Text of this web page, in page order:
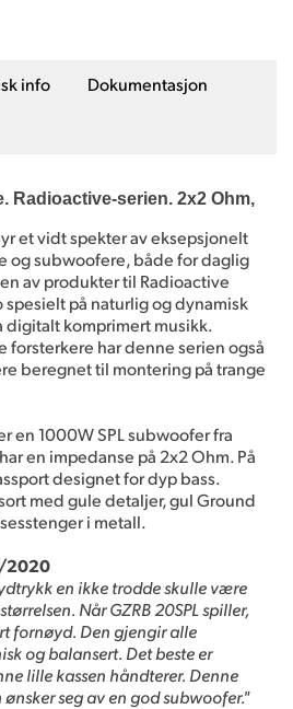
info Dokumentasjon
Radioactive-serien. 2x2 Ohm,
et vidt spekter av eksepsjonelt
og subwoofere, både for daglig
av produkter til Radioactive
på naturlig og dynamisk
digitalt komprimert musikk.
forsterkere har denne serien også
beregnet til montering på trange
en 1000W SPL subwoofer fra
en impedanse på 2x2 Ohm. På
designet for dyp bass.
med gule detaljer, gul Ground
i metall.
2020
en ikke trodde skulle være
Når GZRB 20SPL spiller,
fornøyd. Den gjengir alle
og balansert. Det beste er
lille kassen håndterer. Denne
seg av en god subwoofer."